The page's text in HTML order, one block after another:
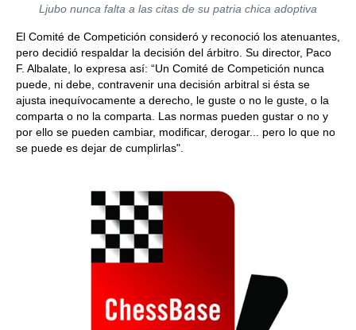
Ljubo nunca falta a las citas de su patria chica adoptiva
El Comité de Competición consideró y reconoció los atenuantes,
pero decidió respaldar la decisión del árbitro. Su director, Paco
F. Albalate, lo expresa así: “Un Comité de Competición nunca
puede, ni debe, contravenir una decisión arbitral si ésta se
ajusta inequívocamente a derecho, le guste o no le guste, o la
comparta o no la comparta. Las normas pueden gustar o no y
por ello se pueden cambiar, modificar, derogar... pero lo que no
se puede es dejar de cumplirlas".